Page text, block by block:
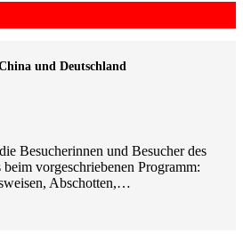
und Deutschland
Besucherinnen und Besucher des
vorgeschriebenen Programm:
Abschotten,…